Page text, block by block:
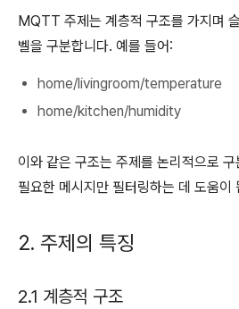
MQTT 주제는 계층적 구조를 가지며
벨을 구분합니다. 예를 들어:
home/livingroom/temperature
home/kitchen/humidity
이와 같은 구조는 주제를 논리적으로
필요한 메시지만 필터링하는 데 도움이
2. 주제의 특징
2.1 계층적 구조